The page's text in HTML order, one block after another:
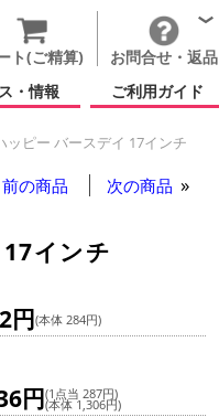
ト(ご精算)
お問合せ・返品
・情報 ご利用ガイド
ッピー バースデイ 17インチ
前の商品 次の商品
インチ
円(本体 284円)
円(1点当 287円)
(本体 1,306円)